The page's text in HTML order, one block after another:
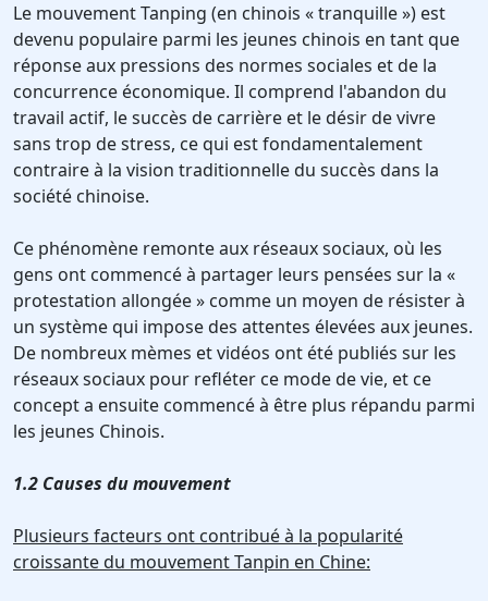
Le mouvement Tanping (en chinois « tranquille ») est
devenu populaire parmi les jeunes chinois en tant que
réponse aux pressions des normes sociales et de la
concurrence économique. Il comprend l'abandon du
travail actif, le succès de carrière et le désir de vivre
sans trop de stress, ce qui est fondamentalement
contraire à la vision traditionnelle du succès dans la
société chinoise.
Ce phénomène remonte aux réseaux sociaux, où les
gens ont commencé à partager leurs pensées sur la «
protestation allongée » comme un moyen de résister à
un système qui impose des attentes élevées aux jeunes.
De nombreux mèmes et vidéos ont été publiés sur les
réseaux sociaux pour refléter ce mode de vie, et ce
concept a ensuite commencé à être plus répandu parmi
les jeunes Chinois.
1.2 Causes du mouvement
Plusieurs facteurs ont contribué à la popularité
croissante du mouvement Tanpin en Chine: